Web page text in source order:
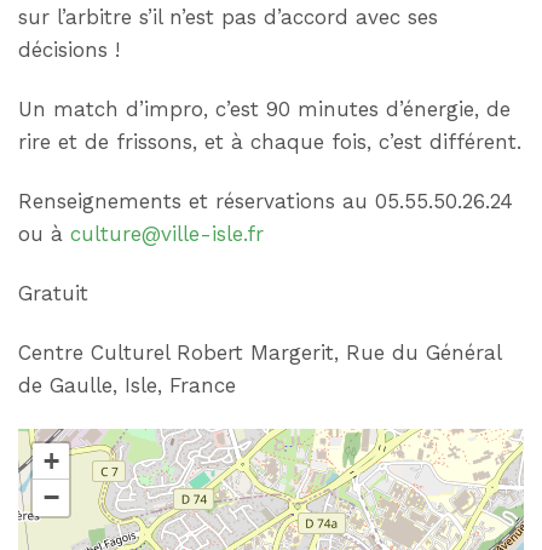
sur l’arbitre s’il n’est pas d’accord avec ses
décisions !
Un match d’impro, c’est 90 minutes d’énergie, de
rire et de frissons, et à chaque fois, c’est différent.
Renseignements et réservations au 05.55.50.26.24
ou à culture@ville-isle.fr
Gratuit
Centre Culturel Robert Margerit, Rue du Général
de Gaulle, Isle, France
+
−